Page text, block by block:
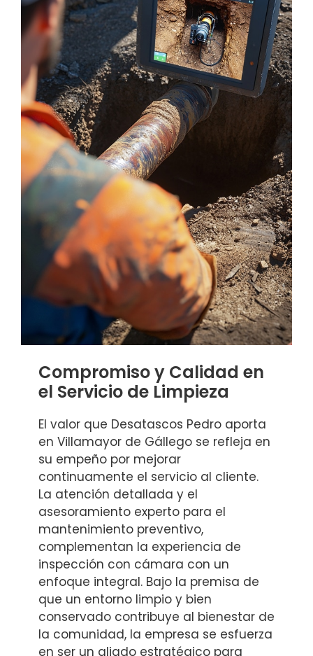
Compromiso y Calidad en
el Servicio de Limpieza
El valor que Desatascos Pedro aporta
en Villamayor de Gállego se refleja en
su empeño por mejorar
continuamente el servicio al cliente.
La atención detallada y el
asesoramiento experto para el
mantenimiento preventivo,
complementan la experiencia de
inspección con cámara con un
enfoque integral. Bajo la premisa de
que un entorno limpio y bien
conservado contribuye al bienestar de
la comunidad, la empresa se esfuerza
en ser un aliado estratégico para